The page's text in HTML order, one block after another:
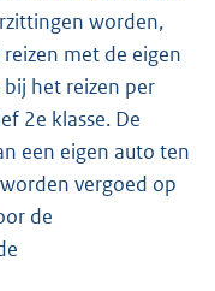
worden,
met de eigen
het reizen per
2e klasse. De
een eigen auto ten
vergoed op
de